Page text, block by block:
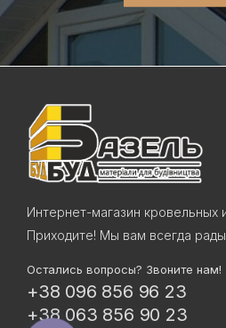
Интернет-магазин кровельных
Приходите! Мы вам всегда
Остались вопросы? Звоните нам!
+38 096 856 96 23
+38 063 856 90 23